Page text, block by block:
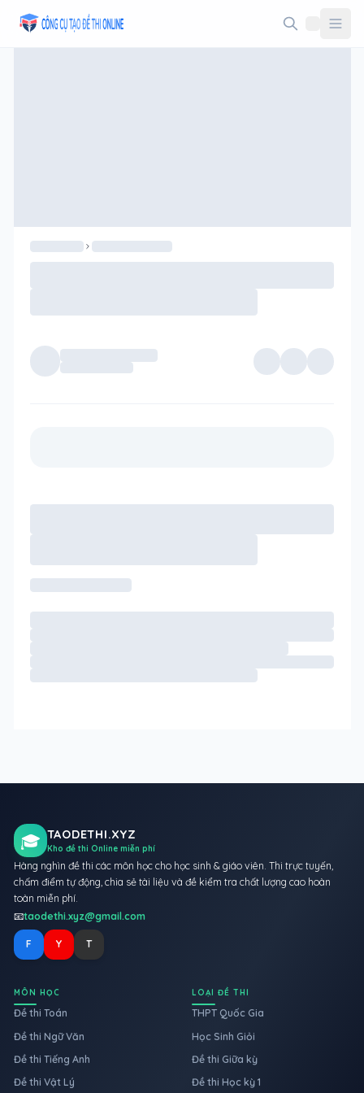
🎓 TAODETHI.XYZ
Kho đề thi Online miễn phí
Hàng nghìn đề thi các môn học cho học sinh & giáo viên. Thi trực tuyến,
chấm điểm tự động, chia sẻ tài liệu và đề kiểm tra chất lượng cao hoàn
toàn miễn phí.
📧taodethi.xyz@gmail.com
F Y T
MÔN HỌC
Đề thi Toán
Đề thi Ngữ Văn
Đề thi Tiếng Anh
Đề thi Vật Lý
LOẠI ĐỀ THI
THPT Quốc Gia
Học Sinh Giỏi
Đề thi Giữa kỳ
Đề thi Học kỳ 1